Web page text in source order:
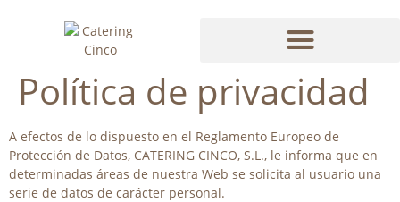
Política de privacidad
A efectos de lo dispuesto en el Reglamento Europeo de
Protección de Datos, CATERING CINCO, S.L., le informa que en
determinadas áreas de nuestra Web se solicita al usuario una
serie de datos de carácter personal.